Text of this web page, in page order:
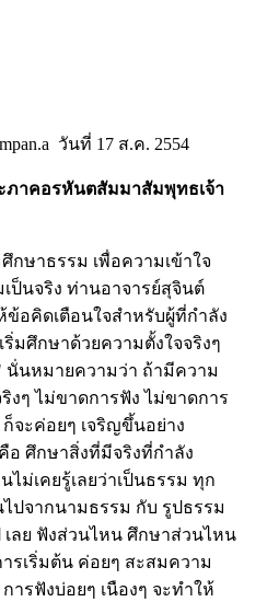
วันที่ 17 ส.ค. 2554
าคอรหันตสัมมาสัมพุทธเจ้า
กษาธรรม เพื่อความเข้าใจ
ป็นจริง ท่านอาจารย์สุจินต์
ข้อคิดเตือนใจสำหรับผู้ที่กำลัง
มศึกษาด้วยความตั้งใจจริงๆ
นั่นหมายความว่า ถ้ามีความ
งๆ ไม่ขาดการฟัง ไม่ขาดการ
จะค่อยๆ เจริญขึ้นอย่าง
ศึกษาสิ่งที่มีจริงที่กำลัง
ม่เคยรู้เลยว่าเป็นธรรม ทุก
ปจากนามธรรม กับ รูปธรรม
เลย ฟังส่วนไหน ศึกษาส่วนไหน
รเริ่มต้น ค่อยๆ สะสมความ
ารฟังบ่อยๆ เนืองๆ จะทำให้